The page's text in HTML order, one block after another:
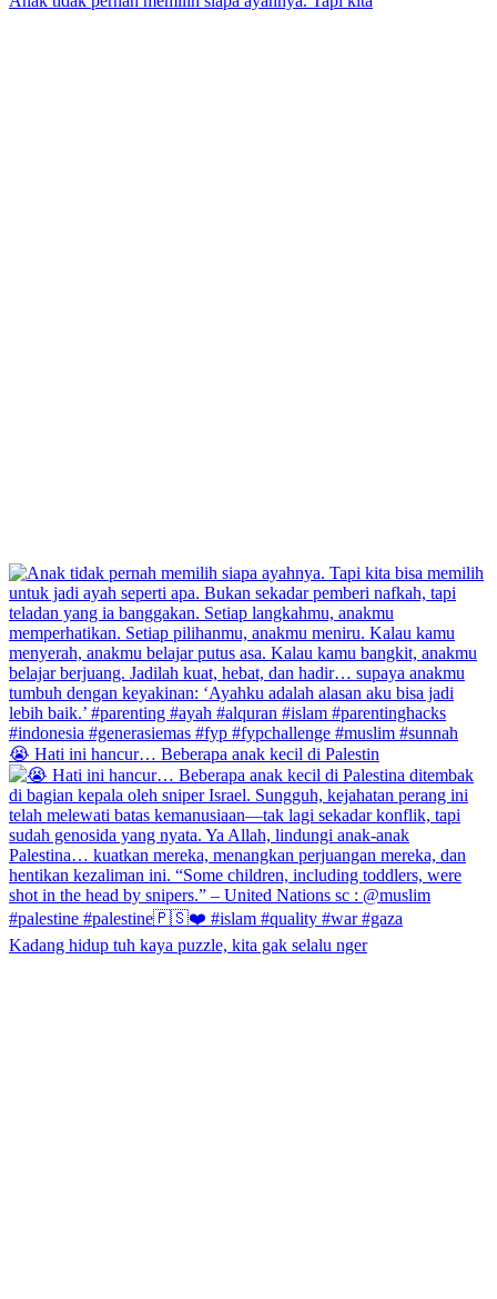
😭 Hati ini hancur… Beberapa anak kecil di Palestin
Kadang hidup tuh kaya puzzle, kita gak selalu nger